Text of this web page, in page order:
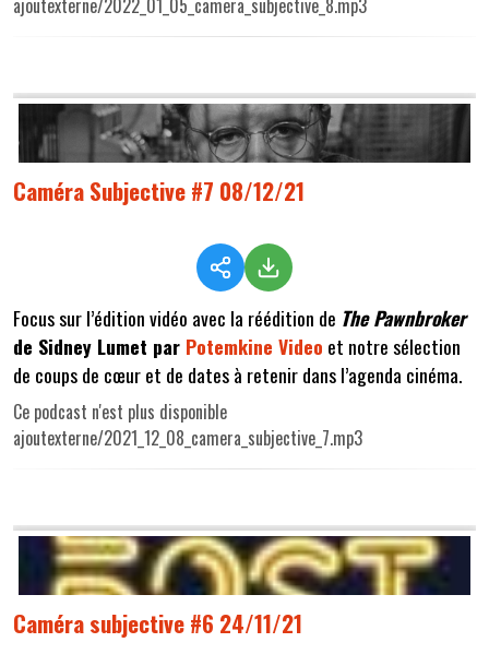
ajoutexterne/2022_01_05_camera_subjective_8.mp3
Caméra Subjective #7 08/12/21
Focus sur l’édition vidéo avec la réédition de The Pawnbroker
de Sidney Lumet par Potemkine Video et notre sélection
de coups de cœur et de dates à retenir dans l’agenda cinéma.
Ce podcast n'est plus disponible
ajoutexterne/2021_12_08_camera_subjective_7.mp3
Caméra subjective #6 24/11/21